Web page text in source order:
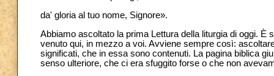
da' gloria al tuo nome, Signore».
Abbiamo ascoltato la prima Lettura della liturgia di oggi.
venuto qui, in mezzo a voi. Avviene sempre così:
significati, che in essa sono contenuti. La pagina biblica
senso ulteriore, che ci era sfuggito forse o che non